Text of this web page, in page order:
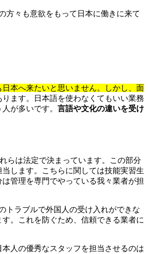
方々も意欲をもって日本に働きに来て
本へ来たいと思いません。しかし、面
ます。日本語を使わなくてもいい業務
が多いです。 言語や文化の違いを受け
らは法定で決まっています。この部分
します。こちらに関しては技能実習生
管理を専門でやっている我々業者が担
トラブルで外国人の受け入れができな
。これを防ぐため、信頼できる業者に
人の優秀なスタッフを担当させるのは